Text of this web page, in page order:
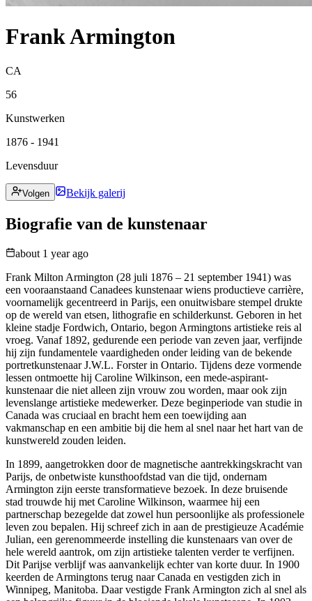
Frank Armington
CA
56
Kunstwerken
1876 - 1941
Levensduur
Volgen Bekijk galerij
Biografie van de kunstenaar
about 1 year ago
Frank Milton Armington (28 juli 1876 – 21 september 1941) was
een vooraanstaand Canadees kunstenaar wiens productieve carrière,
voornamelijk gecentreerd in Parijs, een onuitwisbare stempel drukte
op de wereld van etsen, lithografie en schilderkunst. Geboren in het
kleine stadje Fordwich, Ontario, begon Armingtons artistieke reis al
vroeg. Vanaf 1892, gedurende een periode van zeven jaar, verfijnde
hij zijn fundamentele vaardigheden onder leiding van de bekende
portretkunstenaar J.W.L. Forster in Ontario. Tijdens deze vormende
lessen ontmoette hij Caroline Wilkinson, een mede-aspirant-
kunstenaar die niet alleen zijn vrouw zou worden, maar ook zijn
levenslange artistieke medewerker. Deze beginperiode van studie in
Canada was cruciaal en bracht hem een toewijding aan
vakmanschap en een ambitie bij die hem al snel naar het hart van de
kunstwereld zouden leiden.
In 1899, aangetrokken door de magnetische aantrekkingskracht van
Parijs, de onbetwiste kunsthoofdstad van die tijd, ondernam
Armington zijn eerste transformatieve bezoek. In deze bruisende
stad trouwde hij met Caroline Wilkinson, waarmee hij een
partnerschap bezegelde dat zowel hun persoonlijke als professionele
leven zou bepalen. Hij schreef zich in aan de prestigieuze Académie
Julian, een gerenommeerde instelling die kunstenaars van over de
hele wereld aantrok, om zijn artistieke talenten verder te verfijnen.
Dit Parijse verblijf was aanvankelijk echter van korte duur. In 1900
keerden de Armingtons terug naar Canada en vestigden zich in
Winnipeg, Manitoba. Daar vestigde Frank Armington zich al snel als